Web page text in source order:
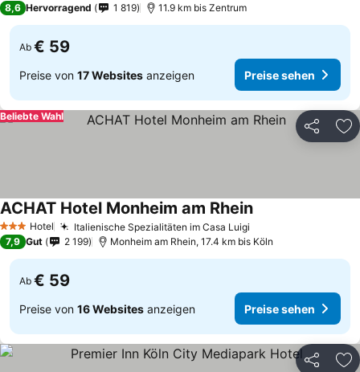
8,6 Hervorragend 1 819 11.9 km bis Zentrum
Ab € 59
Preise von 17 Websites anzeigen Preise sehen
Teilen
Beliebte Wahl
3 SterneHotel Italienische Spezialitäten im Casa Luigi
ACHAT Hotel Monheim am RheinPreise sehen
7,9 Gut 2 199 Monheim am Rhein, 17.4 km bis Köln
Ab € 59
Preise von 16 Websites anzeigen Preise sehen
Teilen